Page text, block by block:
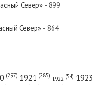
Север»
Север» - 899
Север» - 864
(297) 1921 (285) 1922 (54) 1923